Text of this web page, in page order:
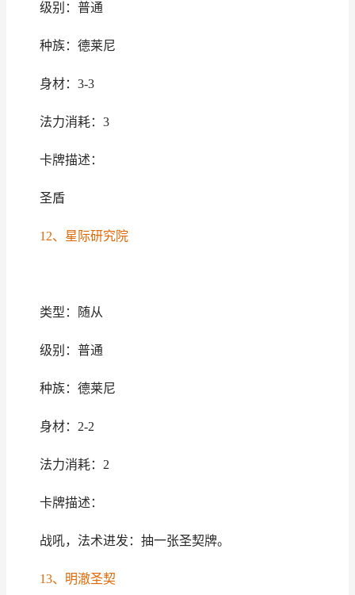
级别：普通
种族：德莱尼
身材：3-3
法力消耗：3
卡牌描述：
圣盾
12、星际研究院
类型：随从
级别：普通
种族：德莱尼
身材：2-2
法力消耗：2
卡牌描述：
战吼，法术进发：抽一张圣契牌。
13、明澈圣契